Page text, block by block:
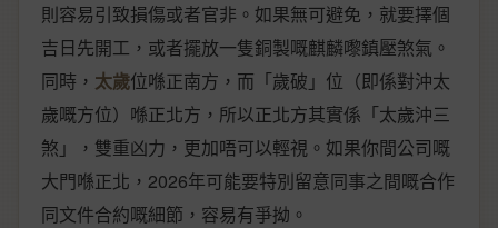
則容易引致損傷或者官非。如果無可避免，就要擇個
吉日先開工，或者擺放一隻銅製嘅麒麟嚟鎮壓煞氣。
同時， 太歲位喺正南方，而「歲破」位（即係對沖太
歲嘅方位）喺正北方，所以正北方其實係「太歲沖三
煞」，雙重凶力，更加唔可以輕視。如果你間公司嘅
大門喺正北，2026年可能要特別留意同事之間嘅合作
同文件合約嘅細節，容易有爭拗。